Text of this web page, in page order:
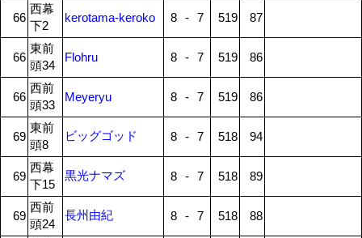
66
西幕
下2
kerotama-keroko 8 - 7 519 87
66
東前
頭34
Flohru 8 - 7 519 86
66
西前
頭33
Meyeryu 8 - 7 519 86
69
東前
頭8
ビッグゴッド 8 - 7 518 94
69
西幕
下15
黒光ナマズ 8 - 7 518 89
69
西前
頭24
長州由紀 8 - 7 518 88